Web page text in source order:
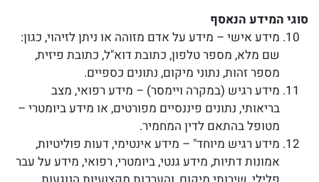
סוגי המידע הנאסף
מידע אישי – מידע על אדם מזוהה או ניתן לזיהוי, כגון:
שם מלא, מספר טלפון, כתובת דוא"ל, כתובת פיזית,
מספר זהות, נתוני מיקום, נתונים כספיים.
מידע רגיש (במקרה ויימסר) – מידע רפואי, מצב
בריאותי, נתונים פיננסיים מפורטים, או מידע ביומטרי –
מטופל בהתאם לדין המחמיר.
מידע רגיש מיוחד" – מידע אינטימי, דעות פוליטיות,
אמונות דתיות, מידע גנטי, ביומטרי, רפואי, מידע על עבר